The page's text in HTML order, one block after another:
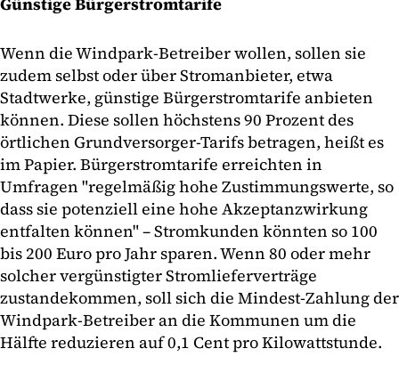
Wenn die Windpark-Betreiber wollen, sollen sie
zudem selbst oder über Stromanbieter, etwa
Stadtwerke, günstige Bürgerstromtarife anbieten
können. Diese sollen höchstens 90 Prozent des
örtlichen Grundversorger-Tarifs betragen, heißt es
im Papier. Bürgerstromtarife erreichten in
Umfragen "regelmäßig hohe Zustimmungswerte, so
dass sie potenziell eine hohe Akzeptanzwirkung
entfalten können" – Stromkunden könnten so 100
bis 200 Euro pro Jahr sparen. Wenn 80 oder mehr
solcher vergünstigter Stromlieferverträge
zustandekommen, soll sich die Mindest-Zahlung der
Windpark-Betreiber an die Kommunen um die
Hälfte reduzieren auf 0,1 Cent pro Kilowattstunde.